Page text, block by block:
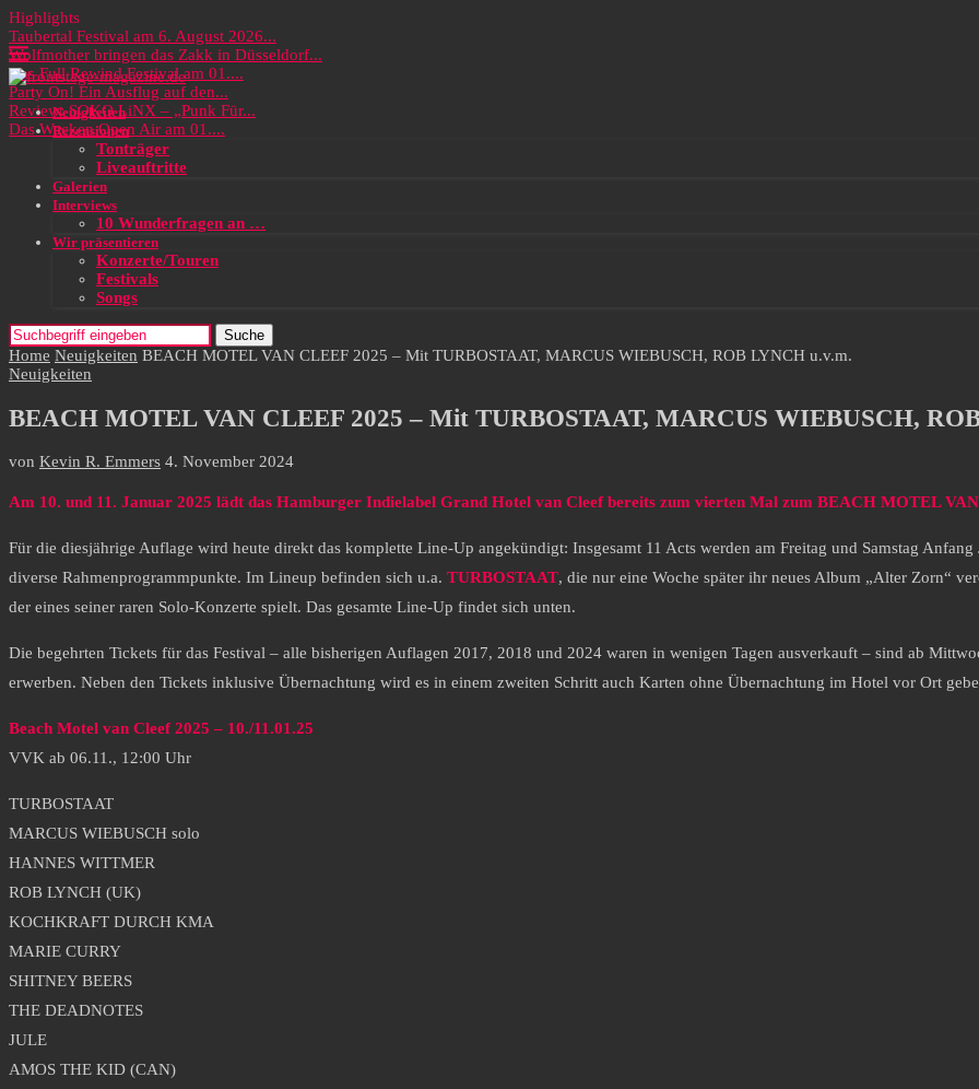
Highlights
Taubertal Festival am 6. August 2026...
Wolfmother bringen das Zakk in Düsseldorf...
Das Full Rewind Festival am 01....
Party On! Ein Ausflug auf den...
Review: SOKO LiNX – „Punk Für...
Das Wacken Open Air am 01....
Neuigkeiten
Rezensionen
Tonträger
Liveauftritte
Galerien
Interviews
10 Wunderfragen an …
Wir präsentieren
Konzerte/Touren
Festivals
Songs
Suche
Home Neuigkeiten BEACH MOTEL VAN CLEEF 2025 – Mit TURBOSTAAT, MARCUS WIEBUSCH, ROB LYNCH u.v.m.
Neuigkeiten
BEACH MOTEL VAN CLEEF 2025 – Mit TURBOSTAAT, MARCUS WIEBUSCH,
von Kevin R. Emmers 4. November 2024
Am 10. und 11. Januar 2025 lädt das Hamburger Indielabel Grand Hotel van Cleef bereits zum vierten Mal zum BEACH MOTEL
Für die diesjährige Auflage wird heute direkt das komplette Line-Up angekündigt: Insgesamt 11 Acts werden am Freitag und Samstag
diverse Rahmenprogrammpunkte. Im Lineup befinden sich u.a. TURBOSTAAT, die nur eine Woche später ihr neues Album „Alter Zorn“
der eines seiner raren Solo-Konzerte spielt. Das gesamte Line-Up findet sich unten.
Die begehrten Tickets für das Festival – alle bisherigen Auflagen 2017, 2018 und 2024 waren in wenigen Tagen ausverkauft – sind ab
erwerben. Neben den Tickets inklusive Übernachtung wird es in einem zweiten Schritt auch Karten ohne Übernachtung im Hotel vor Ort
Beach Motel van Cleef 2025 – 10./11.01.25
VVK ab 06.11., 12:00 Uhr
TURBOSTAAT
MARCUS WIEBUSCH solo
HANNES WITTMER
ROB LYNCH (UK)
KOCHKRAFT DURCH KMA
MARIE CURRY
SHITNEY BEERS
THE DEADNOTES
JULE
AMOS THE KID (CAN)